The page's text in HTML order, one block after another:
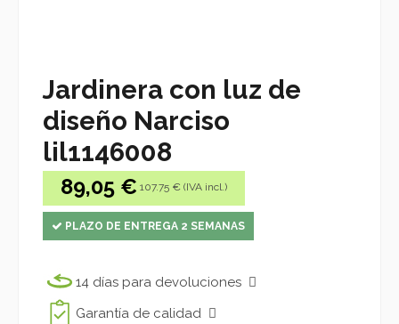
Jardinera con luz de
diseño Narciso
lil1146008
89,05 € 107.75 € (IVA incl.)
PLAZO DE ENTREGA 2 SEMANAS
14 días para devoluciones
Garantía de calidad